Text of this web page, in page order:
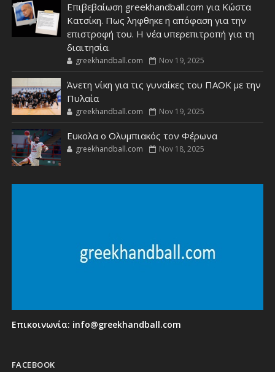
Επιβεβαίωση greekhandball.com για Κώστα
Κατσίκη. Πως ληφθηκε η απόφαση για την
επιστροφή του. Η νέα υπερεπιτροπή για τη
διαιτησία.
greekhandball.com Nov 19, 2025
Άνετη νίκη για τις γυναίκες του ΠΑΟΚ με την
Πυλαία
greekhandball.com Nov 19, 2025
Ευκολα ο Ολυμπιακός τον Φέρωνα
greekhandball.com Nov 18, 2025
Επικοινωνία: info@greekhandball.com
FACEBOOK